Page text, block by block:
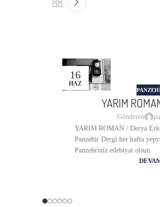
16
HAZ
YARIM
Gönderen
YARIM ROMAN / Derya
Panzehir Dergi her hafta
Panzehriniz edebiyat olsun.